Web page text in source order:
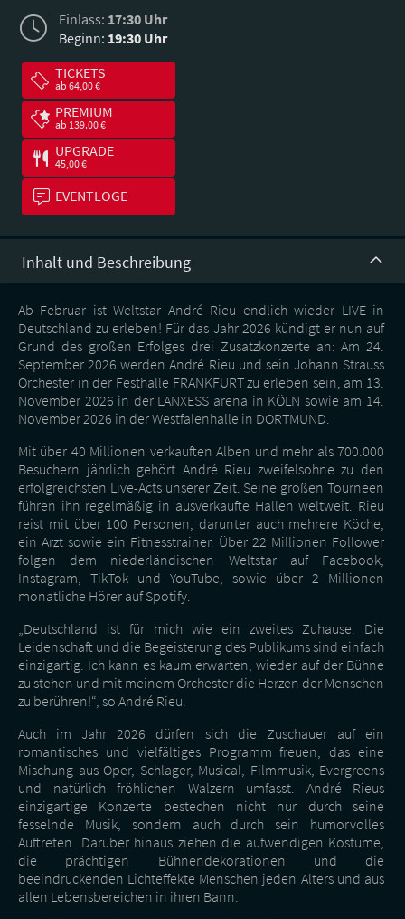
Einlass: 17:30 Uhr
Beginn: 19:30 Uhr
TICKETS
ab 64,00 €
PREMIUM
ab 139.00 €
UPGRADE
45,00 €
EVENTLOGE
Inhalt und Beschreibung
Ab Februar ist Weltstar André Rieu endlich wieder LIVE in
Deutschland zu erleben! Für das Jahr 2026 kündigt er nun auf
Grund des großen Erfolges drei Zusatzkonzerte an: Am 24.
September 2026 werden André Rieu und sein Johann Strauss
Orchester in der Festhalle FRANKFURT zu erleben sein, am 13.
November 2026 in der LANXESS arena in KÖLN sowie am 14.
November 2026 in der Westfalenhalle in DORTMUND.
Mit über 40 Millionen verkauften Alben und mehr als 700.000
Besuchern jährlich gehört André Rieu zweifelsohne zu den
erfolgreichsten Live-Acts unserer Zeit. Seine großen Tourneen
führen ihn regelmäßig in ausverkaufte Hallen weltweit. Rieu
reist mit über 100 Personen, darunter auch mehrere Köche,
ein Arzt sowie ein Fitnesstrainer. Über 22 Millionen Follower
folgen dem niederländischen Weltstar auf Facebook,
Instagram, TikTok und YouTube, sowie über 2 Millionen
monatliche Hörer auf Spotify.
„Deutschland ist für mich wie ein zweites Zuhause. Die
Leidenschaft und die Begeisterung des Publikums sind einfach
einzigartig. Ich kann es kaum erwarten, wieder auf der Bühne
zu stehen und mit meinem Orchester die Herzen der Menschen
zu berühren!“, so André Rieu.
Auch im Jahr 2026 dürfen sich die Zuschauer auf ein
romantisches und vielfältiges Programm freuen, das eine
Mischung aus Oper, Schlager, Musical, Filmmusik, Evergreens
und natürlich fröhlichen Walzern umfasst. André Rieus
einzigartige Konzerte bestechen nicht nur durch seine
fesselnde Musik, sondern auch durch sein humorvolles
Auftreten. Darüber hinaus ziehen die aufwendigen Kostüme,
die prächtigen Bühnendekorationen und die
beeindruckenden Lichteffekte Menschen jeden Alters und aus
allen Lebensbereichen in ihren Bann.